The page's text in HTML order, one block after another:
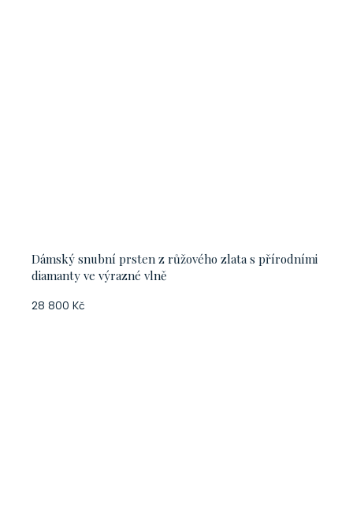
Dámský snubní prsten z růžového zlata s přírodními
diamanty ve výrazné vlně
28 800 Kč